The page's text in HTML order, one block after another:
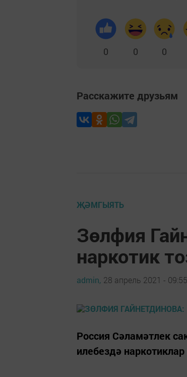
0 0 0
Расскажите друзьям
ҖӘМГЫЯТЬ
Зөлфия
наркотик
admin, 28 апрель 2021 - 09:55
Россия Сәламәтлек
илебездә